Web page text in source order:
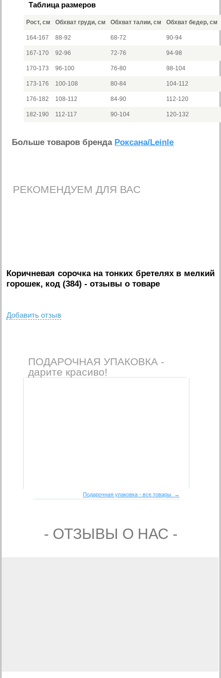
Таблица размеров
Рост, см Обхват груди, см Обхват талии, см Обхват бедер, см
164-167 88-92 68-72 90-94
167-170 92-96 72-76 94-98
170-173 96-100 76-80 98-104
173-176 100-108 80-84 104-112
176-182 108-112 84-90 112-120
182-190 112-117 90-104 120-132
Больше товаров бренда Роксана/Leinle
РЕКОМЕНДУЕМ ДЛЯ ВАС
Коричневая сорочка на тонких бретелях в мелкий
горошек, код (384) - отзывы о товаре
Добавить отзыв
ПОДАРОЧНАЯ УПАКОВКА -
дарите красиво!
Подарочная упаковка - все товары →
- ОТЗЫВЫ О НАС -